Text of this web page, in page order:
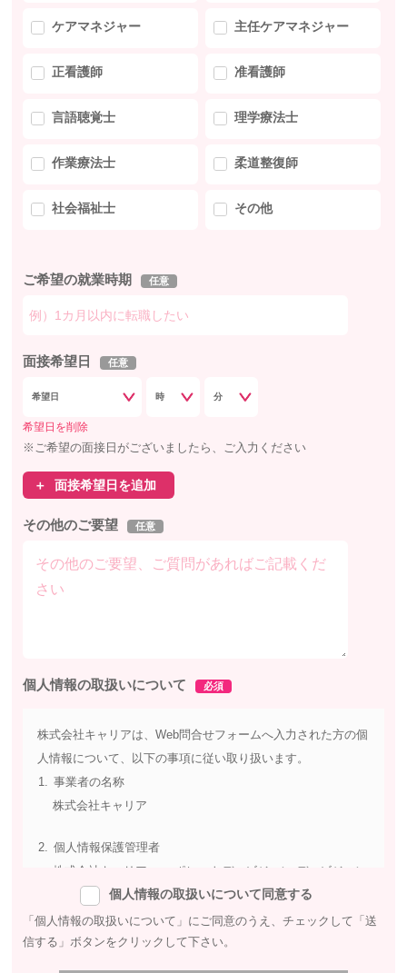
ケアマネジャー 主任ケアマネジャー
正看護師 准看護師
言語聴覚士 理学療法士
作業療法士 柔道整復師
社会福祉士 その他
ご希望の就業時期 任意
面接希望日 任意
希望日を削除
※ご希望の面接日がございましたら、ご入力ください
面接希望日を追加
その他のご要望 任意
個人情報の取扱いについて 必須
株式会社キャリアは、Web問合せフォームへ入力された方の個
人情報について、以下の事項に従い取り扱います。
事業者の名称
株式会社キャリア
個人情報保護管理者
株式会社キャリア コーポレートディビジョン ディビジョン
マネジャー
〒154-0004 東京都世田谷区太子堂4-1-1 キャロットタワー
14階
個人情報の取扱いについて同意する
「個人情報の取扱いについて」にご同意のうえ、チェックして 「送
信する」ボタンをクリックして下さい。